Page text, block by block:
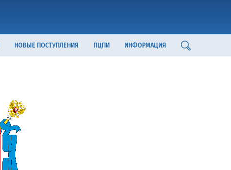
НОВЫЕ ПОСТУПЛЕНИЯ ПЦПИ ИНФОРМАЦИЯ